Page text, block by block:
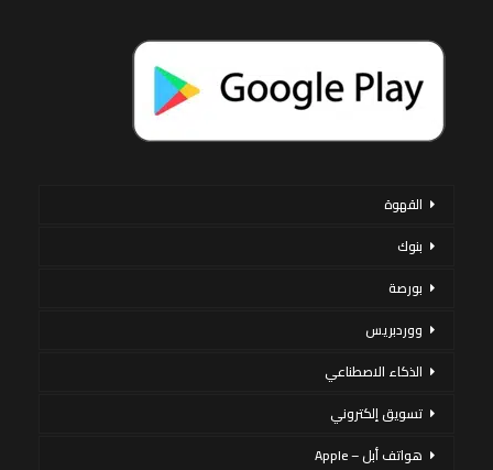
القهوة
بنوك
بورصة
ووردبريس
الذكاء الاصطناعي
تسويق إلكتروني
هواتف أبل – Apple